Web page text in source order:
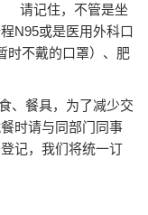
请记住，不管是坐
N95或是医用外科口
时不戴的口罩）、肥
、餐具，为了减少交
时请与同部门同事
记，我们将统一订